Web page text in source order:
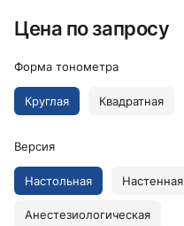
Цена по запросу
Форма тонометра
Круглая Квадратная
Версия
Настольная Настенная
Анестезиологическая